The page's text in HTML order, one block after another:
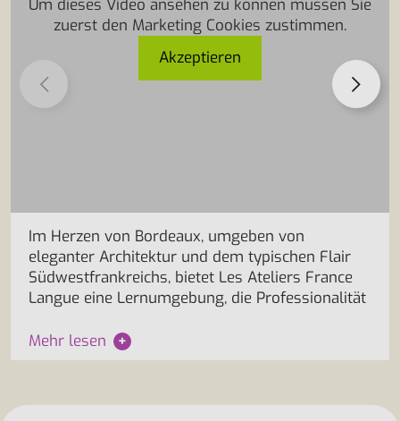
Um dieses Video ansehen zu können müssen Sie
zuerst den Marketing Cookies zustimmen.
Akzeptieren
Im Herzen von Bordeaux, umgeben von
eleganter Architektur und dem typischen Flair
Südwestfrankreichs, bietet Les Ateliers France
Langue eine Lernumgebung, die Professionalität
Mehr lesen +